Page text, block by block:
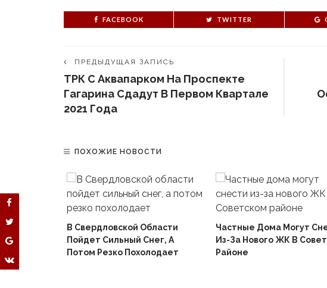
FACEBOOK TWITTER
ПРЕДЫДУЩАЯ ЗАПИСЬ
ТРК С Аквапарком На Проспекте
Гагарина Сдадут В Первом Квартале
2021 Года
ПОХОЖИЕ НОВОСТИ
В Свердловской Области
Пойдет Сильный Снег, А
Потом Резко Похолодает
Частные Дома Могут
Из-За Нового ЖК В
Районе